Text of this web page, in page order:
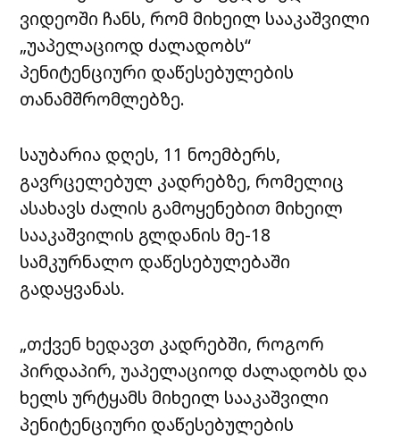
ვიდეოში ჩანს, რომ მიხეილ სააკაშვილი
„უაპელაციოდ ძალადობს“
პენიტენციური დაწესებულების
თანამშრომლებზე.
საუბარია დღეს, 11 ნოემბერს,
გავრცელებულ კადრებზე, რომელიც
ასახავს ძალის გამოყენებით მიხეილ
სააკაშვილის გლდანის მე-18
სამკურნალო დაწესებულებაში
გადაყვანას.
„თქვენ ხედავთ კადრებში, როგორ
პირდაპირ, უაპელაციოდ ძალადობს და
ხელს ურტყამს მიხეილ სააკაშვილი
პენიტენციური დაწესებულების